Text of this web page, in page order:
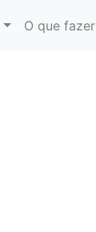
O que fazer